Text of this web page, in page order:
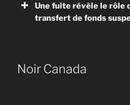
Une fuite révèle le rôle
transfert de fonds
Plus de deux billions
Noir Canada